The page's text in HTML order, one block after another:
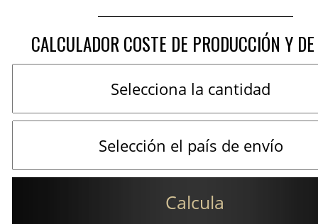
CALCULADOR COSTE DE PRODUCCIÓN Y
Calcula